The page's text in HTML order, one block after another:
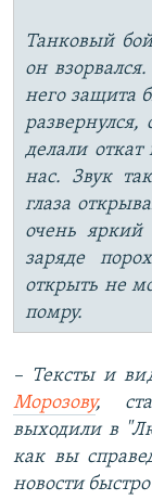
Танковый
он
него защита
делали
нас. Звук
глаза
очень
заряде
открыть не
помру.
– Тексты и
Морозову,
выходили в "
как вы
новости